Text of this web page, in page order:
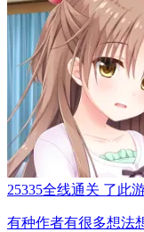
25335全线通关 了此
有种作者有很多想法